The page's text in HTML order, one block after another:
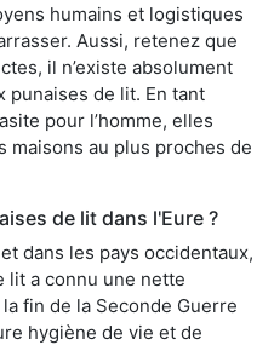
humains et logistiques
Aussi, retenez que
il n’existe absolument
punaises de lit. En tant
pour l’homme, elles
maisons au plus proches de
de lit dans l'Eure ?
dans les pays occidentaux,
lit a connu une nette
fin de la Seconde Guerre
hygiène de vie et de